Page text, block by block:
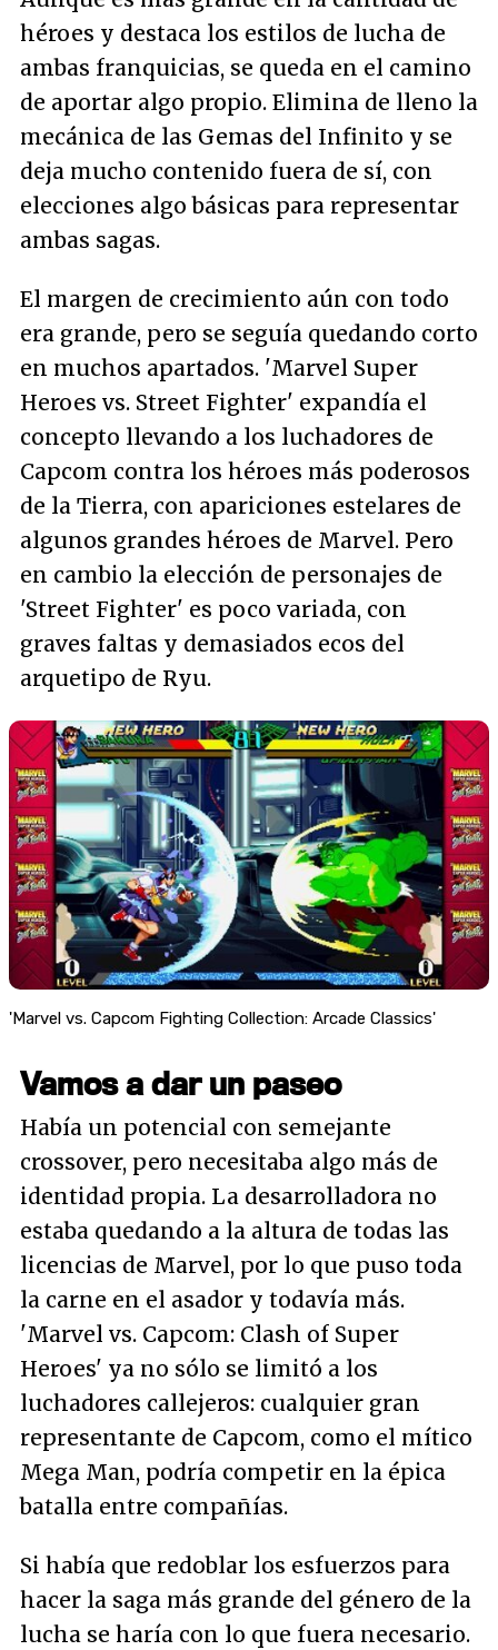
héroes y destaca los estilos de lucha de
ambas franquicias, se queda en el camino
de aportar algo propio. Elimina de lleno la
mecánica de las Gemas del Infinito y se
deja mucho contenido fuera de sí, con
elecciones algo básicas para representar
ambas sagas.
El margen de crecimiento aún con todo
era grande, pero se seguía quedando corto
en muchos apartados. 'Marvel Super
Heroes vs. Street Fighter' expandía el
concepto llevando a los luchadores de
Capcom contra los héroes más poderosos
de la Tierra, con apariciones estelares de
algunos grandes héroes de Marvel. Pero
en cambio la elección de personajes de
'Street Fighter' es poco variada, con
graves faltas y demasiados ecos del
arquetipo de Ryu.
'Marvel vs. Capcom Fighting Collection: Arcade Classics'
Vamos a dar un paseo
Había un potencial con semejante
crossover, pero necesitaba algo más de
identidad propia. La desarrolladora no
estaba quedando a la altura de todas las
licencias de Marvel, por lo que puso toda
la carne en el asador y todavía más.
'Marvel vs. Capcom: Clash of Super
Heroes' ya no sólo se limitó a los
luchadores callejeros: cualquier gran
representante de Capcom, como el mítico
Mega Man, podría competir en la épica
batalla entre compañías.
Si había que redoblar los esfuerzos para
hacer la saga más grande del género de la
lucha se haría con lo que fuera necesario.